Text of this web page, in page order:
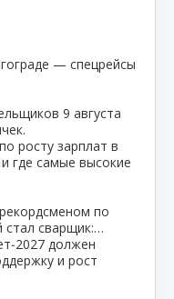
— спецрейсы
9 августа
росту зарплат в
где самые высокие
по
стал сварщик:…
должен
и рост